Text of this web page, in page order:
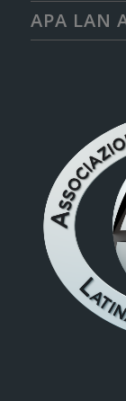
APA LAN